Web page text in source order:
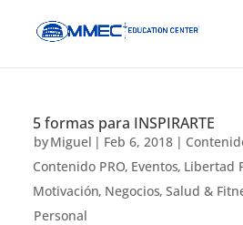
5 formas para INSPIRARTE
byMiguel| Feb 6, 2018|
Contenido PRO, Eventos, Libertad
Motivación, Negocios,Salud &
Personal